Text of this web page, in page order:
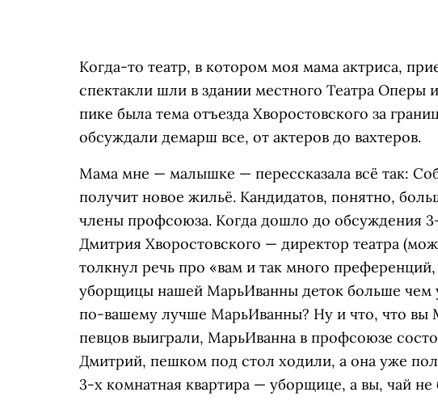
Когда-то театр, в котором моя мама актриса,
спектакли шли в здании местного Театра Оперы
пике была тема отъезда Хворостовского за
обсуждали демарш все, от актеров до вахтеров.
Мама мне — малышке — перессказала всё так:
получит новое жильё. Кандидатов, понятно,
члены профсоюза. Когда дошло до обсуждения
Дмитрия Хворостовского — директор театра
толкнул речь про «вам и так много
уборщицы нашей МарьИванны деток больше чем
по-вашему лучше МарьИванны? Ну и что, что
певцов выиграли, МарьИванна в профсоюзе
Дмитрий, пешком под стол ходили, а она уже
3-х комнатная квартира — уборщице, а вы, чай